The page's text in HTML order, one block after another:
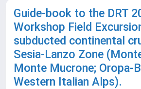
Guide-book to the DRT
Workshop Field
subducted continental
Sesia-Lanzo Zone
Monte Mucrone; Oropa-
Western Italian Alps).